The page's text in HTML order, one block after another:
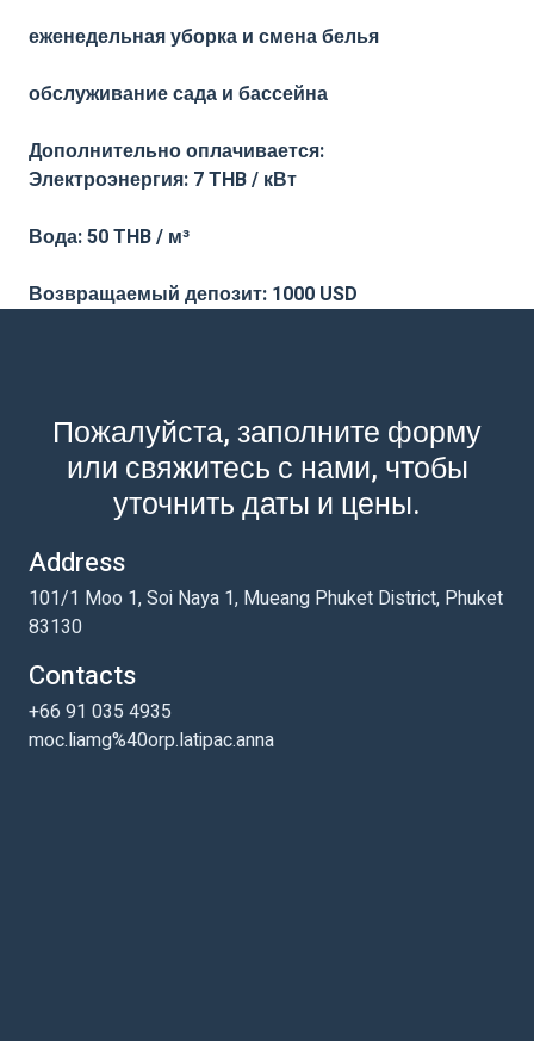
еженедельная уборка и смена белья
обслуживание сада и бассейна
Дополнительно оплачивается:
Электроэнергия: 7 THB / кВт
Вода: 50 THB / м³
Возвращаемый депозит: 1000 USD
Пожалуйста, заполните форму
или свяжитесь с нами, чтобы
уточнить даты и цены.
Address
101/1 Moo 1, Soi Naya 1, Mueang Phuket District, Phuket
83130
Contacts
+66 91 035 4935
moc.liamg%40orp.latipac.anna